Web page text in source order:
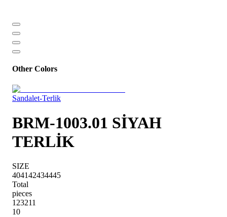
Other Colors
Sandalet-Terlik
BRM-1003.01 SİYAH
TERLİK
SIZE
404142434445
Total
pieces
123211
10